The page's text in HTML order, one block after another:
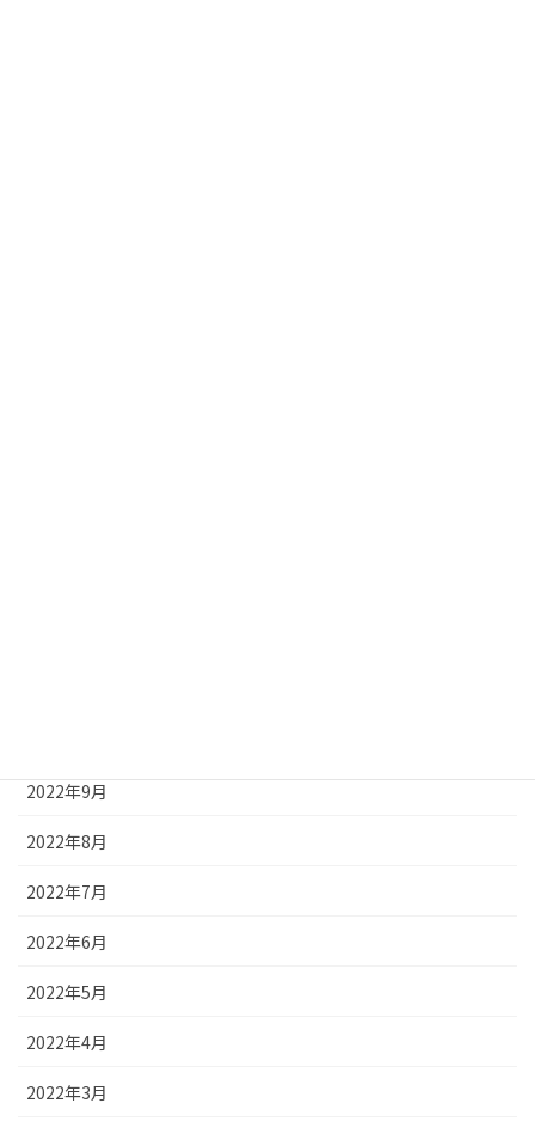
2022年9月
2022年8月
2022年7月
2022年6月
2022年5月
2022年4月
2022年3月